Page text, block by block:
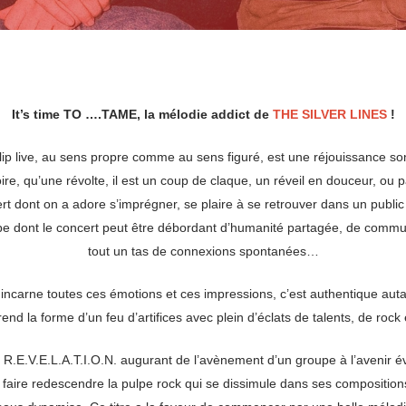
It’s time TO ….TAME, la mélodie addict de THE SILVER LINES!
live, au sens propre comme au sens figuré, est une réjouissance
qu’une révolte, il est un coup de claque, un réveil en douceur, ou
dont on a adore s’imprégner, se plaire à se retrouver dans un
dont le concert peut être débordant d’humanité partagée, de
tout un tas de connexions spontanées…
toutes ces émotions et ces impressions, c’est authentique
la forme d’un feu d’artifices avec plein d’éclats de talents, de
augurant de l’avènement d’un groupe à l’avenir
faire redescendre la pulpe rock qui se dissimule dans ses